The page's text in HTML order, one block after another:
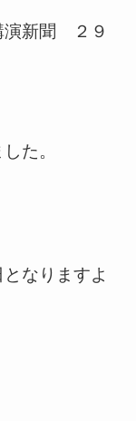
演新聞 ２９
た。
なりますよ